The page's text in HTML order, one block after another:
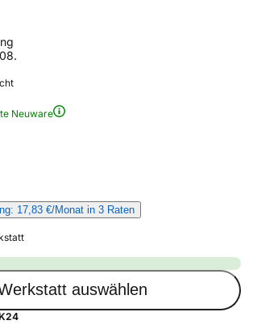
Neuware
17,83 €/Monat in 3 Raten
auswählen